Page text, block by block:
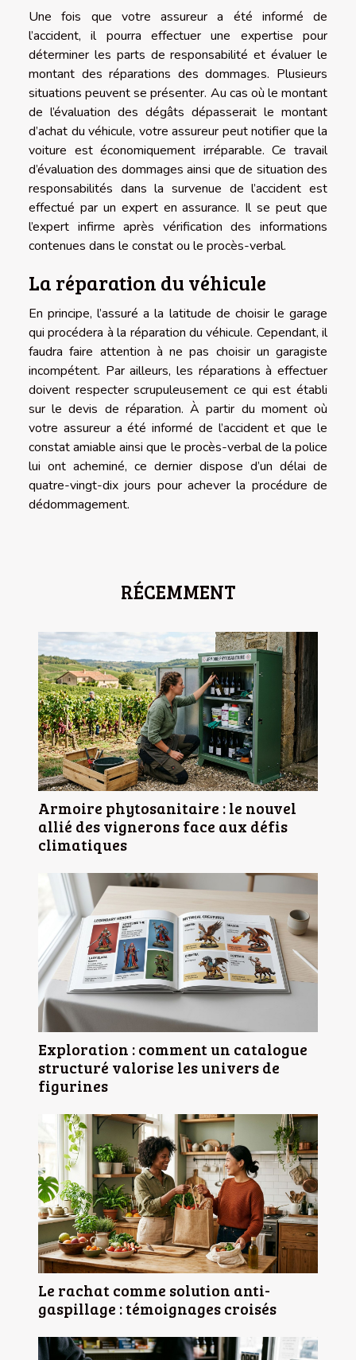
Une fois que votre assureur a été informé de
l’accident, il pourra effectuer une expertise pour
déterminer les parts de responsabilité et évaluer le
montant des réparations des dommages. Plusieurs
situations peuvent se présenter. Au cas où le montant
de l’évaluation des dégâts dépasserait le montant
d’achat du véhicule, votre assureur peut notifier que la
voiture est économiquement irréparable. Ce travail
d’évaluation des dommages ainsi que de situation des
responsabilités dans la survenue de l’accident est
effectué par un expert en assurance. Il se peut que
l’expert infirme après vérification des informations
contenues dans le constat ou le procès-verbal.
La réparation du véhicule
En principe, l’assuré a la latitude de choisir le garage
qui procédera à la réparation du véhicule. Cependant, il
faudra faire attention à ne pas choisir un garagiste
incompétent. Par ailleurs, les réparations à effectuer
doivent respecter scrupuleusement ce qui est établi
sur le devis de réparation. À partir du moment où
votre assureur a été informé de l’accident et que le
constat amiable ainsi que le procès-verbal de la police
lui ont acheminé, ce dernier dispose d’un délai de
quatre-vingt-dix jours pour achever la procédure de
dédommagement.
RÉCEMMENT
Armoire phytosanitaire : le nouvel
allié des vignerons face aux défis
climatiques
Exploration : comment un catalogue
structuré valorise les univers de
figurines
Le rachat comme solution anti-
gaspillage : témoignages croisés